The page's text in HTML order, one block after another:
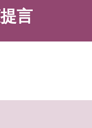
言